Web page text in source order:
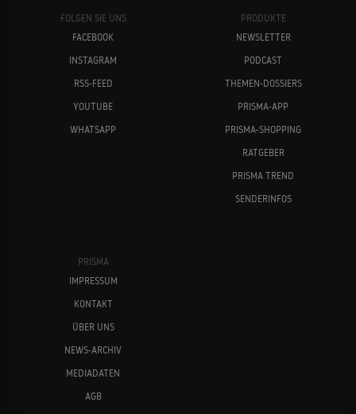
FOLGEN SIE UNS
FACEBOOK
INSTAGRAM
RSS-FEED
YOUTUBE
WHATSAPP
PRODUKTE
NEWSLETTER
PODCAST
THEMEN-DOSSIERS
PRISMA-APP
PRISMA-SHOPPING
RATGEBER
PRISMA TREND
SENDERINFOS
PRISMA
IMPRESSUM
KONTAKT
ÜBER UNS
NEWS-ARCHIV
MEDIADATEN
AGB